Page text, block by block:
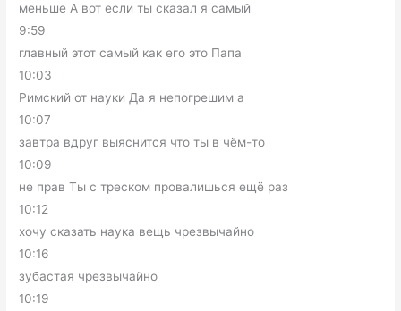
меньше А вот если ты сказал я самый
9:59
главный этот самый как его это Папа
10:03
Римский от науки Да я непогрешим а
10:07
завтра вдруг выяснится что ты в чём-то
10:09
не прав Ты с треском провалишься ещё раз
10:12
хочу сказать наука вещь чрезвычайно
10:16
зубастая чрезвычайно
10:19